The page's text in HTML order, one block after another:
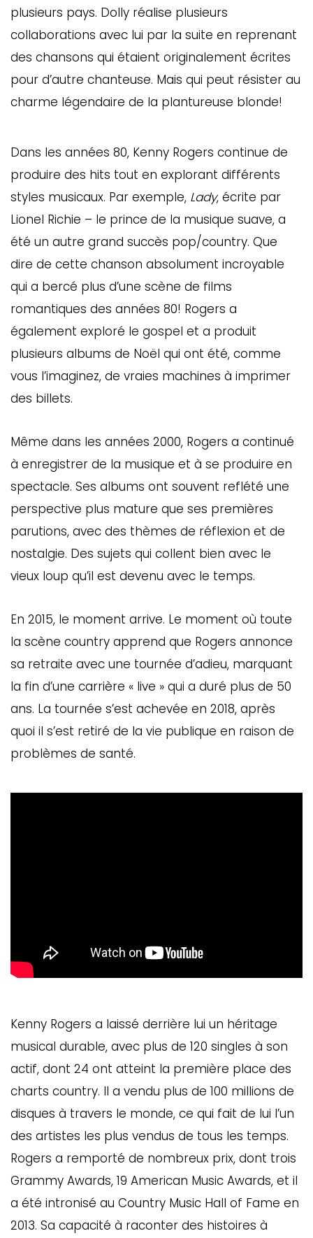
plusieurs pays. Dolly réalise plusieurs
collaborations avec lui par la suite en reprenant
des chansons qui étaient originalement écrites
pour d’autre chanteuse. Mais qui peut résister au
charme légendaire de la plantureuse blonde!
Dans les années 80, Kenny Rogers continue de
produire des hits tout en explorant différents
styles musicaux. Par exemple, Lady, écrite par
Lionel Richie – le prince de la musique suave, a
été un autre grand succès pop/country. Que
dire de cette chanson absolument incroyable
qui a bercé plus d’une scène de films
romantiques des années 80! Rogers a
également exploré le gospel et a produit
plusieurs albums de Noël qui ont été, comme
vous l’imaginez, de vraies machines à imprimer
des billets.
Même dans les années 2000, Rogers a continué
à enregistrer de la musique et à se produire en
spectacle. Ses albums ont souvent reflété une
perspective plus mature que ses premières
parutions, avec des thèmes de réflexion et de
nostalgie. Des sujets qui collent bien avec le
vieux loup qu’il est devenu avec le temps.
En 2015, le moment arrive. Le moment où toute
la scène country apprend que Rogers annonce
sa retraite avec une tournée d’adieu, marquant
la fin d’une carrière « live » qui a duré plus de 50
ans. La tournée s’est achevée en 2018, après
quoi il s’est retiré de la vie publique en raison de
problèmes de santé.
Kenny Rogers a laissé derrière lui un héritage
musical durable, avec plus de 120 singles à son
actif, dont 24 ont atteint la première place des
charts country. Il a vendu plus de 100 millions de
disques à travers le monde, ce qui fait de lui l’un
des artistes les plus vendus de tous les temps.
Rogers a remporté de nombreux prix, dont trois
Grammy Awards, 19 American Music Awards, et il
a été intronisé au Country Music Hall of Fame en
2013. Sa capacité à raconter des histoires à